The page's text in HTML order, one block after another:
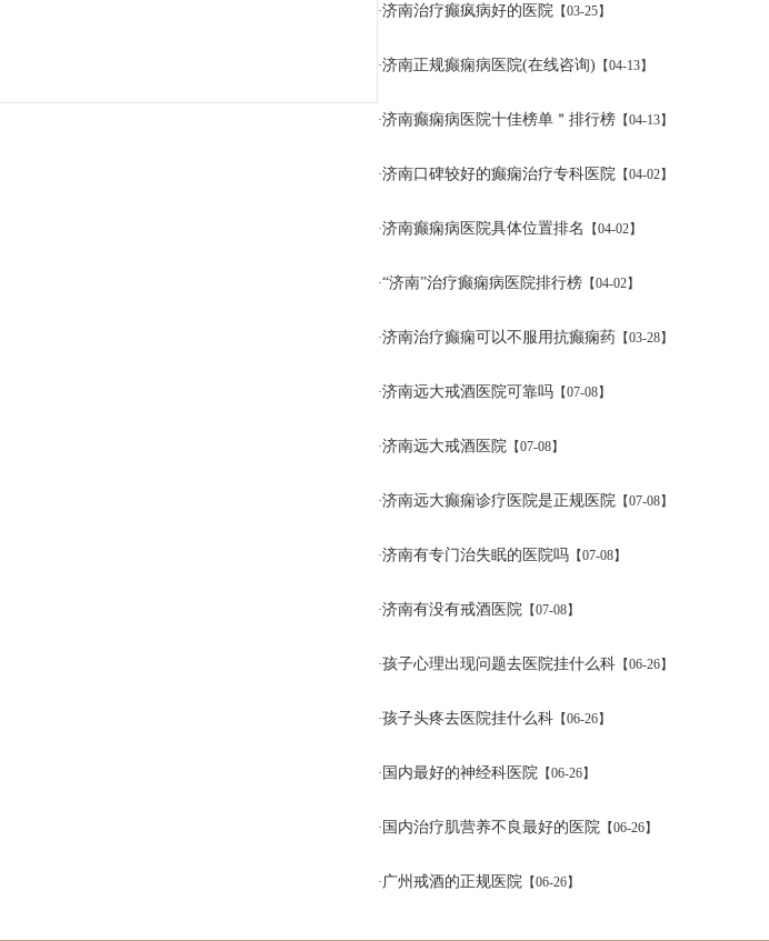
·济南治疗癫疯病好的医院 【03-25】
·济南正规癫痫病医院(在线咨询) 【04-13】
·济南癫痫病医院十佳榜单＂排行榜 【04-13】
·济南口碑较好的癫痫治疗专科医院 【04-02】
·济南癫痫病医院具体位置排名 【04-02】
·“济南”治疗癫痫病医院排行榜 【04-02】
·济南治疗癫痫可以不服用抗癫痫药 【03-28】
·济南远大戒酒医院可靠吗 【07-08】
·济南远大戒酒医院 【07-08】
·济南远大癫痫诊疗医院是正规医院 【07-08】
·济南有专门治失眠的医院吗 【07-08】
·济南有没有戒酒医院 【07-08】
·孩子心理出现问题去医院挂什么科 【06-26】
·孩子头疼去医院挂什么科 【06-26】
· 国内最好的神经科医院 【06-26】
· 国内治疗肌营养不良最好的医院 【06-26】
·广州戒酒的正规医院 【06-26】